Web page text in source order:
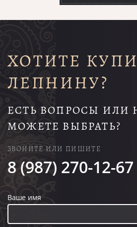
ХОТИТЕ
ЛЕПНИНУ?
ЕСТЬ ВОПРОСЫ ИЛИ
МОЖЕТЕ ВЫБРАТЬ?
ЗВОНИТЕ ИЛИ ПИШИТЕ
8 (987) 270-12-67
Ваше имя